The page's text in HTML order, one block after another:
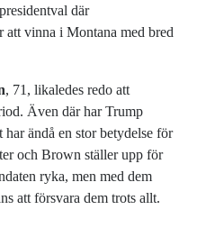
där
vinna i Montana med bred
, 71, likaledes redo att
Även där har Trump
ändå en stor betydelse för
och Brown ställer upp för
ryka, men med dem
att försvara dem trots allt.